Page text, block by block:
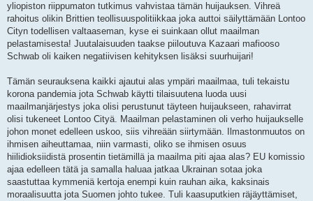
yliopiston riippumaton tutkimus vahvistaa tämän huijauksen. Vihreä
rahoitus olikin Brittien teollisuuspolitiikkaa joka auttoi säilyttämään Lontoo
Cityn todellisen valtaaseman, kyse ei suinkaan ollut maailman
pelastamisesta! Juutalaisuuden taakse piiloutuva Kazaari mafiooso
Schwab oli kaiken negatiivisen kehityksen lisäksi suurhuijari!
Tämän seurauksena kaikki ajautui alas ympäri maailmaa, tuli tekaistu
korona pandemia jota Schwab käytti tilaisuutena luoda uusi
maailmanjärjestys joka olisi perustunut täyteen huijaukseen, rahavirrat
olisi tukeneet Lontoo Cityä. Maailman pelastaminen oli verho huijaukselle
johon monet edelleen uskoo, siis vihreään siirtymään. Ilmastonmuutos on
ihmisen aiheuttamaa, niin varmasti, oliko se ihmisen osuus
hiilidioksiidistä prosentin tietämillä ja maailma piti ajaa alas? EU komissio
ajaa edelleen tätä ja samalla haluaa jatkaa Ukrainan sotaa joka
saastuttaa kymmeniä kertoja enempi kuin rauhan aika, kaksinais
moraalisuutta jota Suomen johto tukee. Tuli kaasuputkien räjäyttämiset,